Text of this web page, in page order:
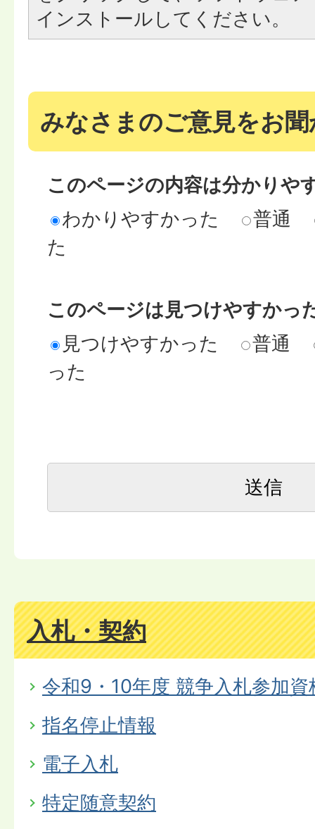
インストールしてください。
みなさまのご意見をお
このページの内容は分かりや
わかりやすかった
普通
た
このページは見つけやすかっ
見つけやすかった
普通
った
入札・契約
令和9・10年度 競争入札参加
指名停止情報
電子入札
特定随意契約